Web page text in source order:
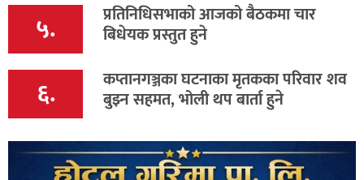
५. प्रतिनिधिसभाको आजको बैठकमा चार
बिधेयक प्रस्तुत हुने
६. कप्तानगञ्जका घटनाका मृतकका परिवार शव
बुझ्न सहमत, भोली थप बार्ता हुने